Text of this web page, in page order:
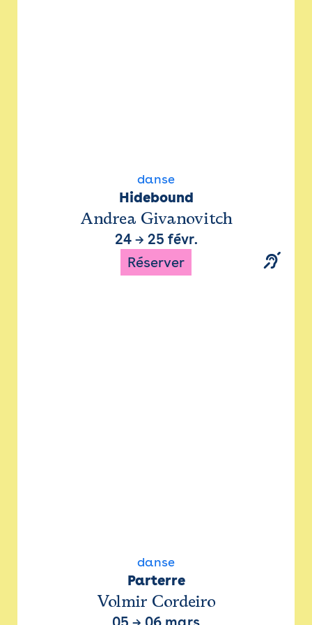
danse
Hidebound
Andrea Givanovitch
24→ 25 févr.
Réserver
danse
Parterre
Volmir Cordeiro